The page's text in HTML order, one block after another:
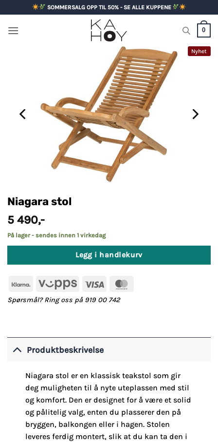
to
content
SOMMERSALG OPP TIL 50% - SE ALLE KUPPENE
0
Nyhet
Niagara stol
5 490,-
På lager - sendes innen 1 virkedag
Legg i handlekurv
Klarna Vipps Visa
Spørsmål? Ring oss på 919 00 742
Produktbeskrivelse
Niagara stol er en klassisk teakstol som gir
deg muligheten til å nyte uteplassen med stil
og komfort. Den er designet for å være et solid
og pålitelig valg, enten du plasserer den på
bryggen, balkongen eller i hagen. Stolen
leveres ferdig montert, slik at du kan ta den i